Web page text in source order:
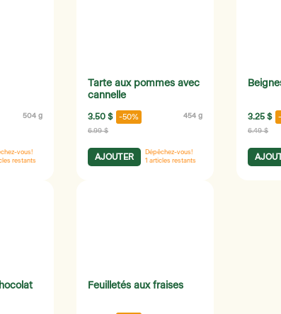
504 g
vous!
restants
Tarte aux pommes avec
cannelle
3.50 $ -50% 454 g
6.99 $
AJOUTER
Dépêchez-vous!
1 articles restants
3.25 $
6.49 $
Feuilletés aux fraises